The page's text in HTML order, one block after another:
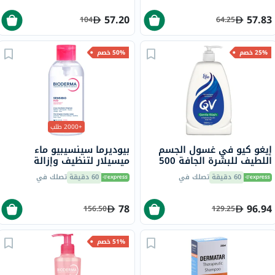
مل
57.83
64.25
57.20
104
25% خصم
إيغو كيو في غسول الجسم
اللطيف للبشرة الجافة 500
مل 60 دقيقة تصلك في
96.94
129.25
50% خصم
+2000 طلب
بيوديرما سينسيبيو ماء
ميسيلار لتنظيف وإزالة
المكياج 850 مل60 دقيقة تصلك في
78
156.50
51% خصم